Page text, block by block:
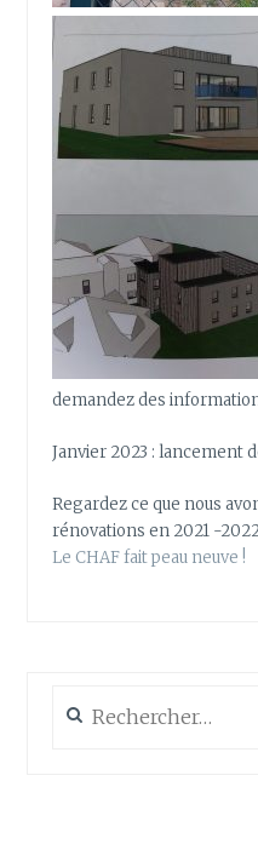
demandez des
Janvier 2023 : lancement
Regardez ce que nous
rénovations en 2021 -
Le CHAF fait peau neuve !